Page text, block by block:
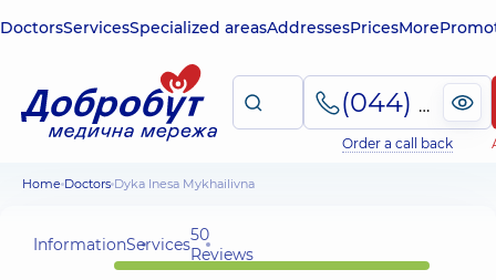
DoctorsServicesSpecialized areasAddressesPricesMore
(044) 495-2-888
Order a call back
Home Doctors Dyka Inesa Mykhailivna
InformationServices50
Reviews